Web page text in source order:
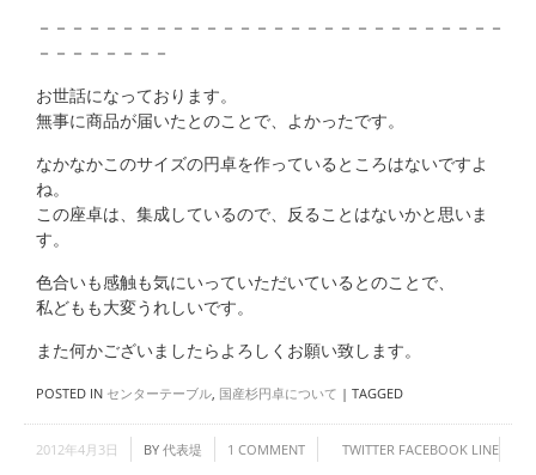
－－－－－－－－－－－－－－－－－－－－－－－－－－－－
－－－－－－－－
お世話になっております。
無事に商品が届いたとのことで、よかったです。
なかなかこのサイズの円卓を作っているところはないですよ
ね。
この座卓は、集成しているので、反ることはないかと思いま
す。
色合いも感触も気にいっていただいているとのことで、
私どもも大変うれしいです。
また何かございましたらよろしくお願い致します。
POSTED IN センターテーブル, 国産杉円卓について | TAGGED
2012年4月3日 BY 代表堤 1 COMMENT TWITTER FACEBOOK LINE